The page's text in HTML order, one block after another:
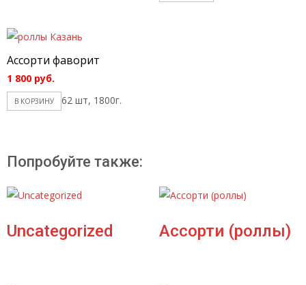
Ассорти фаворит
1 800 руб.
В КОРЗИНУ 62 шт, 1800г.
Попробуйте также:
Uncategorized Ассорти (роллы)